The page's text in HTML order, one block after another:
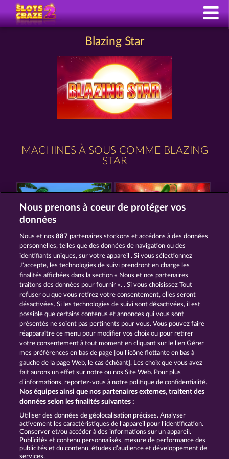
Blazing Star
MACHINES À SOUS COMME BLAZING
STAR
MALLORCA WILDS SUPER DUPER CHERRY
FANCY FRUITS FANCY FRUITS ROAR
CGU Charte de confidentialité
Mentions légales Société FAQ
Facebook
Envoyer la demande de rétractation
Nous prenons à coeur de protéger vos
données
Nous et nos887 partenaires stockons et accédons à des données
personnelles, telles que des données de navigation ou des
identifiants uniques, sur votre appareil . Si vous sélectionnez
J'accepte, les technologies de suivi prendront en charge les
finalités affichées dans la section « Nous et nos partenaires
traitons des données pour fournir ». . Si vous choisissez Tout
refuser ou que vous retirez votre consentement, elles seront
désactivées. Si les technologies de suivi sont désactivées, il est
possible que certains contenus et annonces qui vous sont
présentés ne soient pas pertinents pour vous. Vous pouvez faire
réapparaître ce menu pour modifier vos choix ou pour retirer
votre consentement à tout moment en cliquant sur le lien Gérer
mes préférences en bas de page [ou l'icône flottante en bas à
gauche de la page Web, le cas échéant]. Les choix que vous avez
fait aurons un effet sur notre ou nos Site Web. Pour plus
d’informations, reportez-vous à notre politique de confidentialité.
Nos équipes ainsi que nos partenaires externes, traitent des
données selon les finalités suivantes :
Utiliser des données de géolocalisation précises. Analyser
activement les caractéristiques de l’appareil pour l’identification.
Conserver et/ou accéder à des informations sur un appareil.
Publicités et contenu personnalisés, mesure de performance des
publicités et du contenu, études d’audience et développement de
services.